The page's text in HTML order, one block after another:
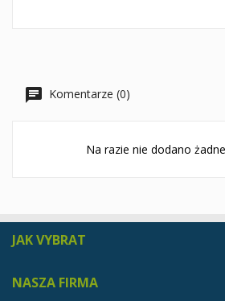
Komentarze (0)
Na razie nie dodano
JAK VYBRAT
NASZA FIRMA